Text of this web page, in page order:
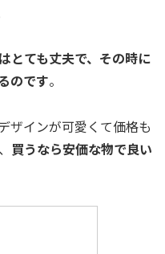
とても丈夫で、その時に
のです。
ザインが可愛くて価格も
買うなら安価な物で良い